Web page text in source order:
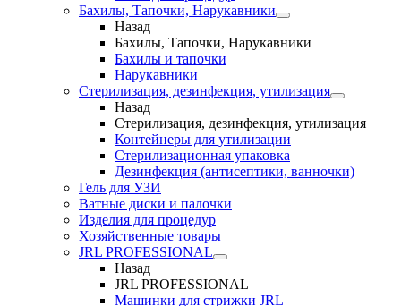
Бахилы, Тапочки, Нарукавники
Назад
Бахилы, Тапочки, Нарукавники
Бахилы и тапочки
Нарукавники
Стерилизация, дезинфекция, утилизация
Назад
Стерилизация, дезинфекция, утилизация
Контейнеры для утилизации
Стерилизационная упаковка
Дезинфекция (антисептики, ванночки)
Гель для УЗИ
Ватные диски и палочки
Изделия для процедур
Хозяйственные товары
JRL PROFESSIONAL
Назад
JRL PROFESSIONAL
Машинки для стрижки JRL